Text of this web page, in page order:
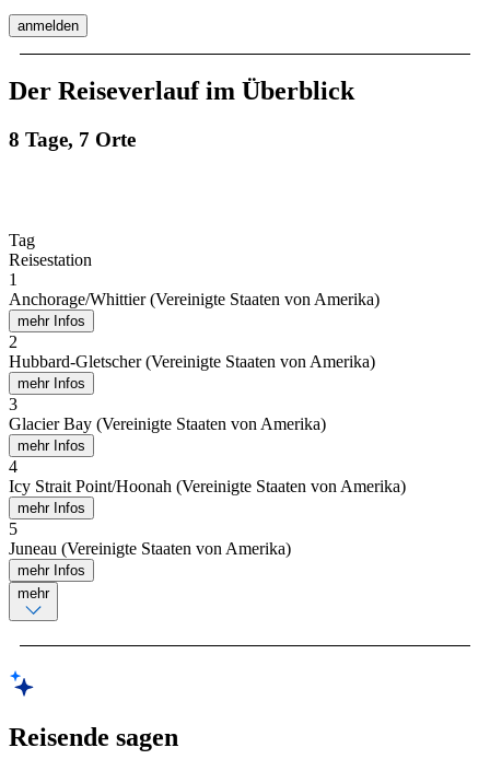
anmelden
Der Reiseverlauf im Überblick
8 Tage, 7 Orte
Tag
Reisestation
1
Anchorage/Whittier (Vereinigte Staaten von Amerika)
mehr Infos
2
Hubbard-Gletscher (Vereinigte Staaten von Amerika)
mehr Infos
3
Glacier Bay (Vereinigte Staaten von Amerika)
mehr Infos
4
Icy Strait Point/Hoonah (Vereinigte Staaten von Amerika)
mehr Infos
5
Juneau (Vereinigte Staaten von Amerika)
mehr Infos
mehr
Reisende sagen